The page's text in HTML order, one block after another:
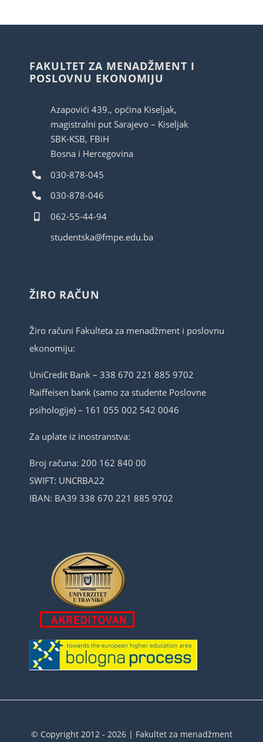
FAKULTET ZA MENADŽMENT I
POSLOVNU EKONOMIJU
Azapovići 439., općina Kiseljak,
magistralni put Sarajevo – Kiseljak
SBK-KSB, FBiH
Bosna i Hercegovina
030-878-045
030-878-046
062-55-44-94
studentska@fmpe.edu.ba
ŽIRO RAČUN
Žiro računi Fakulteta za menadžment i poslovnu
ekonomiju:
UniCredit Bank – 338 670 221 885 9702
Raiffeisen bank (samo za studente Poslovne
psihologije) – 161 055 002 542 0046
Za uplate iz inostranstva:
Broj računa: 200 162 840 00
SWIFT: UNCRBA22
IBAN: BA39 338 670 221 885 9702
© Copyright 2012 - 2026 | Fakultet za menadžment